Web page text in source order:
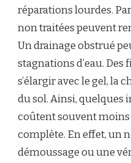
réparations lourdes.
non traitées peuvent
Un drainage obstrué
stagnations d’eau.
s’élargir avec le gel, la
du sol. Ainsi, quelques
coûtent souvent
complète. En effet, un
démoussage ou une